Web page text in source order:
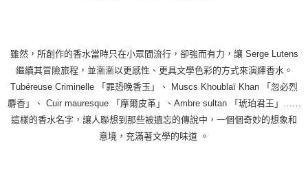
雖然，所創作的香水當時只在小眾間流行，卻強而有力，讓 Serge Lutens
繼續其冒險旅程，並漸漸以更感性、更具文學色彩的方式來演繹香水。
Tubéreuse Criminelle 「罪恐晚香玉」、 Muscs Khoublaï Khan 「忽必烈
麝香」、 Cuir mauresque 「摩爾皮革」、Ambre sultan 「琥珀君王」……
這樣的香水名字，讓人聯想到那些被遺忘的傳說中，一個個奇妙的想象和
意境，充滿著文學的味道 。